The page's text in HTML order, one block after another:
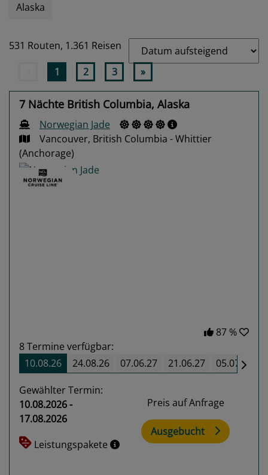
Alaska
531 Routen, 1.361 Reisen
1 2 3 »
7 Nächte British Columbia, Alaska
Norwegian Jade
Vancouver, British Columbia - Whittier
(Anchorage)
87 %
8Termine verfügbar:
10.08.26
24.08.26 07.06.27 21.06.27 05.07.27
Gewählter Termin:
10.08.2026 -
17.08.2026
Leistungspakete
Preis auf Anfrage
Ausgebucht